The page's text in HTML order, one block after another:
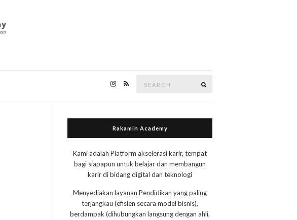
Rakamin Academy
Kami adalah Platform akselerasi karir, tempat
bagi siapapun untuk belajar dan membangun
karir di bidang digital dan teknologi
Menyediakan layanan Pendidikan yang paling
terjangkau (efisien secara model bisnis),
berdampak (dihubungkan langsung dengan ahli,